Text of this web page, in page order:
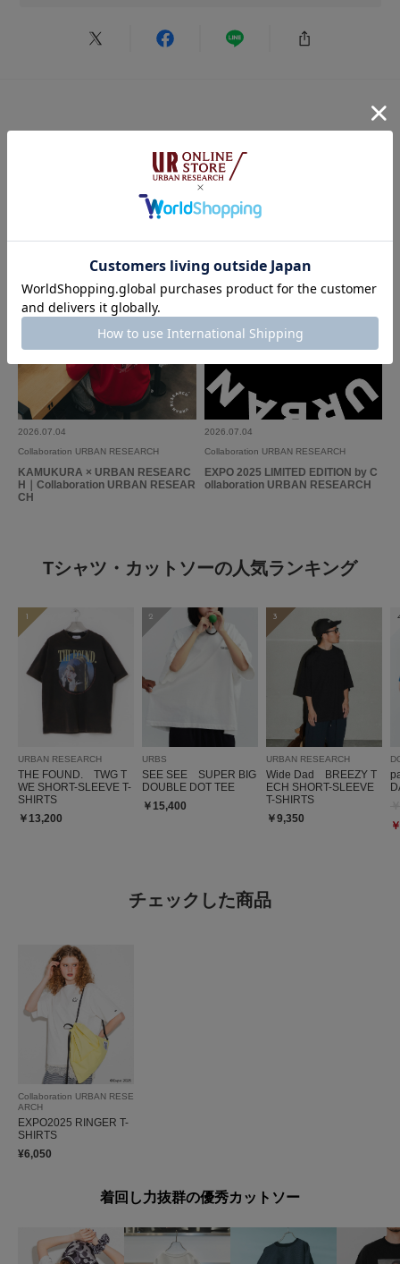
うです。生地もドライタッチでサラッとしているのも良き。大事にします！
続きを読む
参考になった
ミャクミャク最高！
色：CCL×BLU/サイズ：M
どらさん
大好きなグレー杢リンガーTにワンポイントミャクミャク！買わない選択肢
はありませんでした！
参考になった 0 Like! 0
2026.7.14
色：GRY×BLK /サイズ：S
なち
シーン :プライベート
使いやすさ
気ないマークで色も可愛くて着心地も良かったです。
色違いも欲しくなりました。
Like!
色：CCL×BLU/ サイズ：S
ペコ
身長:156～160cm
シーン
使いやすさ
サイズ感見たくて、店頭で確かめました。
裾丈長すぎず、横幅ゆったり、首は詰まりすぎず空きすぎず。他のデザイン
を買おうと思ってたけれど、こちらのサイズ感と色合いが気に入って決めま
した。Ｔシャツは普段はユニセックスでもL買って、身幅案外ゆとりなく丈
着られ、欲しかったサイズ感で大満足です。強いて言えば、何処かにちっち
おすすめ特集
2026.07.04
Collaboration URBAN RESEARCH
KAMUKURA × URBAN RESEARC
H｜Collaboration URBAN RESEAR
CH
2026.07.04
Collaboration URBAN RESEARCH
EXPO 2025 LIMITED EDITION by C
ollaboration URBAN RESEARCH
Tシャツ・カットソーの人気ランキング
1
URBAN RESEARCH
THE FOUND. TWG T
WE SHORT-SLEEVE T-
SHIRTS
￥13,200
2
URBS
SEE SEE SUPER BIG
DOUBLE DOT TEE
￥15,400
3
URBAN RESEARCH
Wide Dad BREEZY T
ECH SHORT-SLEEVE
T-SHIRTS
￥9,350
チェックした商品
Collaboration URBAN RESE
ARCH
EXPO2025 RINGER T-
SHIRTS
¥6,050
着回し力抜群の優秀カットソー